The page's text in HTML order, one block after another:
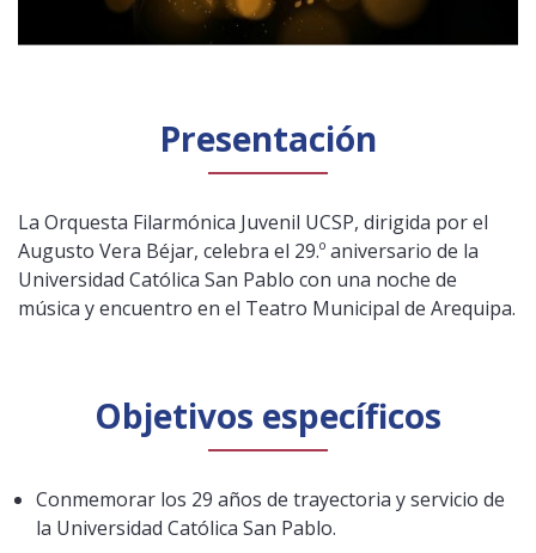
Presentación
La Orquesta Filarmónica Juvenil UCSP, dirigida por el
Augusto Vera Béjar, celebra el 29.º aniversario de la
Universidad Católica San Pablo con una noche de
música y encuentro en el Teatro Municipal de Arequipa.
Objetivos específicos
Conmemorar los 29 años de trayectoria y servicio de
la Universidad Católica San Pablo.